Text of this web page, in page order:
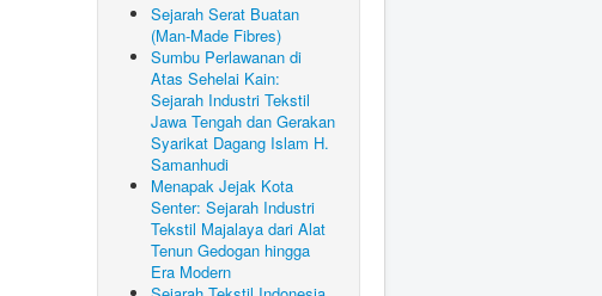
Sejarah Serat Buatan
(Man-Made Fibres)
Sumbu Perlawanan di
Atas Sehelai Kain:
Sejarah Industri Tekstil
Jawa Tengah dan Gerakan
Syarikat Dagang Islam H.
Samanhudi
Menapak Jejak Kota
Senter: Sejarah Industri
Tekstil Majalaya dari Alat
Tenun Gedogan hingga
Era Modern